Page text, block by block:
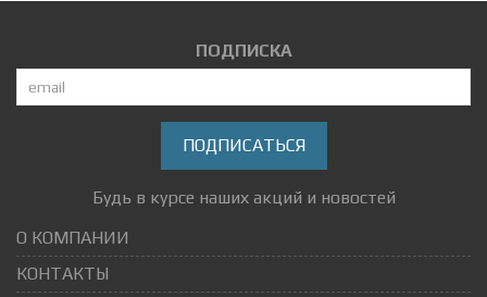
ПОДПИСКА
ПОДПИСАТЬСЯ
Будь в курсе наших акций и новостей
О КОМПАНИИ
КОНТАКТЫ